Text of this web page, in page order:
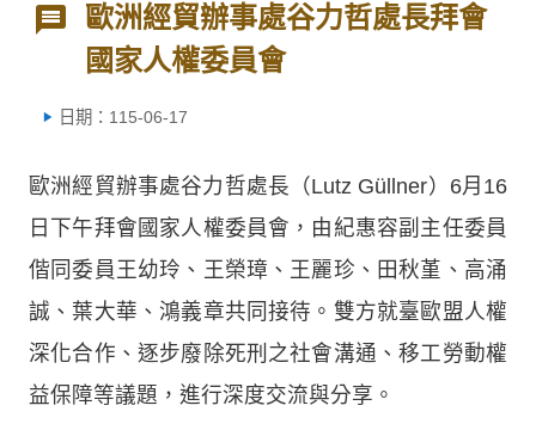
歐洲經貿辦事處谷力哲處長拜會
國家人權委員會
日期：115-06-17
歐洲經貿辦事處谷力哲處長（Lutz Güllner）6月16
日下午拜會國家人權委員會，由紀惠容副主任委員
偕同委員王幼玲、王榮璋、王麗珍、田秋堇、高涌
誠、葉大華、鴻義章共同接待。雙方就臺歐盟人權
深化合作、逐步廢除死刑之社會溝通、移工勞動權
益保障等議題，進行深度交流與分享。